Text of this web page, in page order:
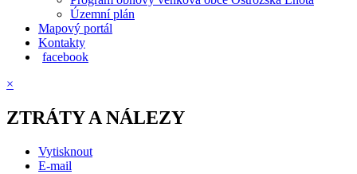
Územní plán
Mapový portál
Kontakty
facebook
×
ZTRÁTY A NÁLEZY
Vytisknout
E-mail